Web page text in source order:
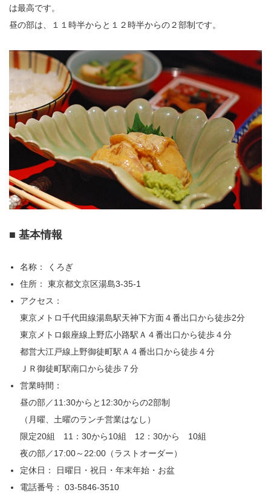
は最高です。
昼の部は、１１時半からと１２時半からの２部制です。
■ 基本情報
名称： くろぎ
住所： 東京都文京区湯島3-35-1
アクセス：
東京メトロ千代田線湯島駅天神下方面４番出口から徒歩2分
東京メトロ銀座線上野広小路駅Ａ４番出口から徒歩４分
都営大江戸線上野御徒町駅Ａ４番出口から徒歩４分
ＪＲ御徒町駅南口から徒歩７分
営業時間：
昼の部／11:30からと12:30からの2部制
（月曜、土曜のランチ営業はなし）
限定20組 11：30から10組 12：30から 10組
夜の部／17:00～22:00（ラストオーダー）
定休日： 日曜日・祝日・年末年始・お盆
電話番号： 03-5846-3510